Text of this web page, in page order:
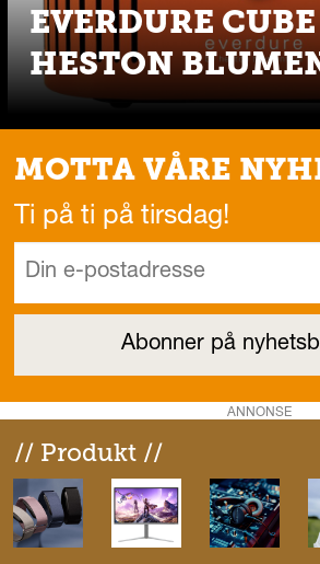
EVERDURE
HESTON
MOTTA VÅRE
Ti på ti på tirsdag!
ANNONSE
// Produkt //